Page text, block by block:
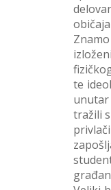
te
unutar
tražili